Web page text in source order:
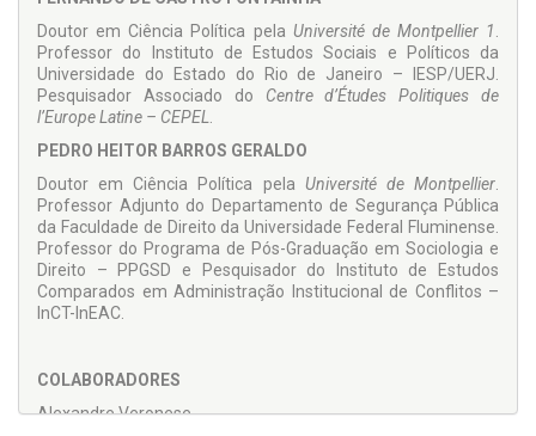
OS ORGANIZADORES
Doutor em Ciência Política pela Université de Montpellier 1.
Professor do Instituto de Estudos Sociais e Políticos da
Universidade do Estado do Rio de Janeiro – IESP/UERJ.
Pesquisador Associado do Centre d’Études Politiques de
l’Europe Latine – CEPEL.
PEDRO HEITOR BARROS GERALDO
Doutor em Ciência Política pela Université de Montpellier.
Professor Adjunto do Departamento de Segurança Pública
da Faculdade de Direito da Universidade Federal Fluminense.
Professor do Programa de Pós-Graduação em Sociologia e
Direito – PPGSD e Pesquisador do Instituto de Estudos
Comparados em Administração Institucional de Conflitos –
InCT-InEAC.
COLABORADORES
Alexandre Veronese